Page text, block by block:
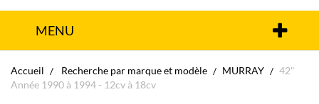
MENU
Accueil Recherche par marque et modèle MURRAY
42"
Année 1990 à 1994 - 12cv à 18cv